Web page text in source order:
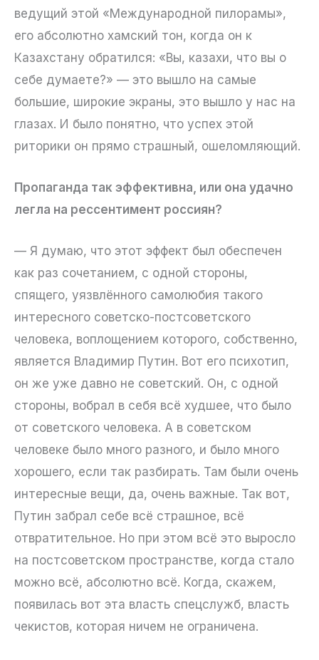
ведущий этой «Международной пилорамы»,
его абсолютно хамский тон, когда он к
Казахстану обратился: «Вы, казахи, что вы о
себе думаете?» — это вышло на самые
большие, широкие экраны, это вышло у нас на
глазах. И было понятно, что успех этой
риторики он прямо страшный, ошеломляющий.
Пропаганда так эффективна, или она удачно
легла на рессентимент россиян?
— Я думаю, что этот эффект был обеспечен
как раз сочетанием, с одной стороны,
спящего, уязвлённого самолюбия такого
интересного советско-постсоветского
человека, воплощением которого, собственно,
является Владимир Путин. Вот его психотип,
он же уже давно не советский. Он, с одной
стороны, вобрал в себя всё худшее, что было
от советского человека. А в советском
человеке было много разного, и было много
хорошего, если так разбирать. Там были очень
интересные вещи, да, очень важные. Так вот,
Путин забрал себе всё страшное, всё
отвратительное. Но при этом всё это выросло
на постсоветском пространстве, когда стало
можно всё, абсолютно всё. Когда, скажем,
появилась вот эта власть спецслужб, власть
чекистов, которая ничем не ограничена.